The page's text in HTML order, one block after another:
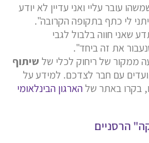
עובר עליי ואני עדיין לא יודע
לי כתף בתקופה הקרובה".
שאני חווה בלבול לגבי
את זה ביחד".
ממקור של ריחוק לכלי של שיתוף
עם חבר לצדכם. למידע על
בקרו באתר שלהארגון הבינלאומי